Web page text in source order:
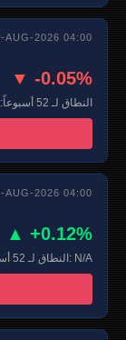
تم التحديث: 05-AUG-2026 04:00
▼ -0.05%
النطاق لـ 52 أسبوعاً: 145.48-164.00
تم التحديث: 05-AUG-2026 04:00
▲ +0.12%
النطاق لـ 52 أسبوعاً: N/A